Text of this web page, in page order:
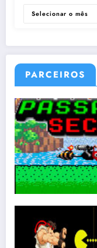
ARQUIVOS
PARCEIROS